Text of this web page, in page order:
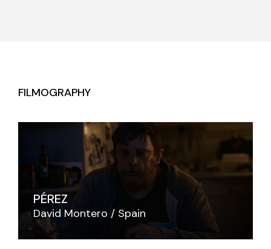
FILMOGRAPHY
PÉREZ
David Montero Spain